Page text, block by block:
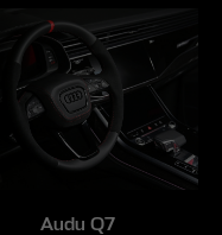
Audu Q7